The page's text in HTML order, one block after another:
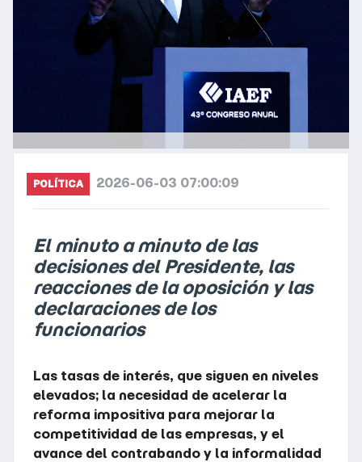
POLÍTICA 2026-06-03 07:00:09
El minuto a minuto de las
decisiones del Presidente, las
reacciones de la oposición y las
declaraciones de los
funcionarios
Las tasas de interés, que siguen en niveles
elevados; la necesidad de acelerar la
reforma impositiva para mejorar la
competitividad de las empresas, y el
avance del contrabando y la informalidad